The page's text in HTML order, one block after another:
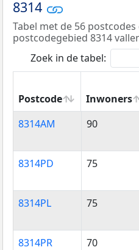
8314
Tabel met de 56
postcodegebied 8314
Zoek in de tabel:
Postcode Inwoners
Postcode
Inwoners
8314AM 90
8314PD 75
8314PL 75
8314PR 70